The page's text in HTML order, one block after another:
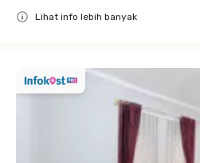
Lihat info lebih banyak